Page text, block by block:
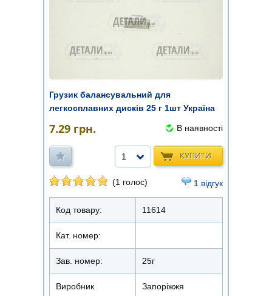
Грузик балансувальний для
легкосплавних дисків 25 г 1шт Україна
7.29 грн. В наявності
КУПИТИ
1
(1 голос) 1 відгук
Код товару: 11614
Кат. номер:
Зав. номер: 25г
Виробник Запоріжжя